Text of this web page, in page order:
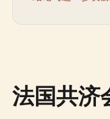
法国共济